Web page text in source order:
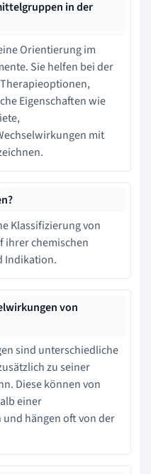
in der
Orientierung im
Sie helfen bei der
Eigenschaften wie
mit
Klassifizierung von
ihrer chemischen
Indikation.
von
sind unterschiedliche
zu seiner
Diese können von
einer
hängen oft von der